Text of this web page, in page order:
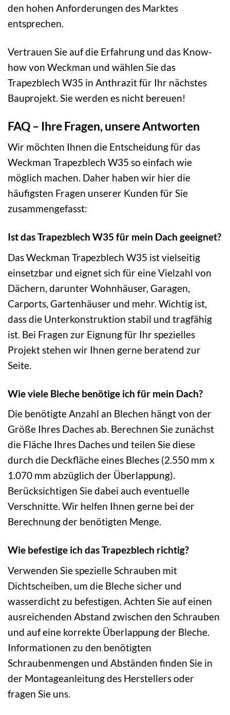
den hohen Anforderungen des Marktes
entsprechen.
Vertrauen Sie auf die Erfahrung und das Know-
how von Weckman und wählen Sie das
Trapezblech W35 in Anthrazit für Ihr nächstes
Bauprojekt. Sie werden es nicht bereuen!
FAQ – Ihre Fragen, unsere Antworten
Wir möchten Ihnen die Entscheidung für das
Weckman Trapezblech W35 so einfach wie
möglich machen. Daher haben wir hier die
häufigsten Fragen unserer Kunden für Sie
zusammengefasst:
Ist das Trapezblech W35 für mein Dach geeignet?
Das Weckman Trapezblech W35 ist vielseitig
einsetzbar und eignet sich für eine Vielzahl von
Dächern, darunter Wohnhäuser, Garagen,
Carports, Gartenhäuser und mehr. Wichtig ist,
dass die Unterkonstruktion stabil und tragfähig
ist. Bei Fragen zur Eignung für Ihr spezielles
Projekt stehen wir Ihnen gerne beratend zur
Seite.
Wie viele Bleche benötige ich für mein Dach?
Die benötigte Anzahl an Blechen hängt von der
Größe Ihres Daches ab. Berechnen Sie zunächst
die Fläche Ihres Daches und teilen Sie diese
durch die Deckfläche eines Bleches (2.550 mm x
1.070 mm abzüglich der Überlappung).
Berücksichtigen Sie dabei auch eventuelle
Verschnitte. Wir helfen Ihnen gerne bei der
Berechnung der benötigten Menge.
Wie befestige ich das Trapezblech richtig?
Verwenden Sie spezielle Schrauben mit
Dichtscheiben, um die Bleche sicher und
wasserdicht zu befestigen. Achten Sie auf einen
ausreichenden Abstand zwischen den Schrauben
und auf eine korrekte Überlappung der Bleche.
Informationen zu den benötigten
Schraubenmengen und Abständen finden Sie in
der Montageanleitung des Herstellers oder
fragen Sie uns.